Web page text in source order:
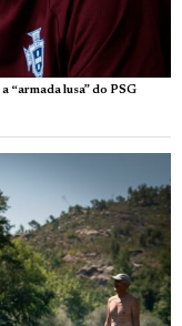
“armada lusa” do PSG